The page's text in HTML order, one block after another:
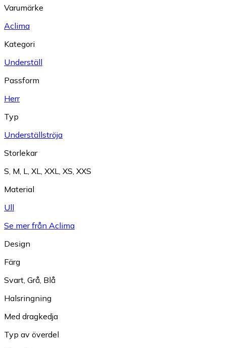
Varumärke
Aclima
Kategori
Underställ
Passform
Herr
Typ
Underställströja
Storlekar
S M L XL XXL XS XXS
Material
Ull
Se mer från Aclima
Design
Färg
Svart Grå Blå
Halsringning
Med dragkedja
Typ av överdel